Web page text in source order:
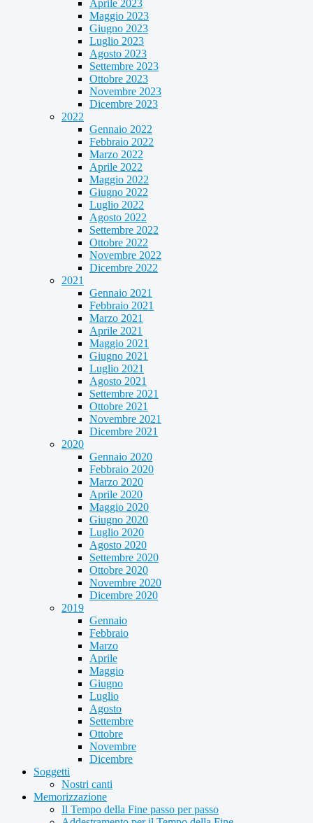
Aprile 2023
Maggio 2023
Giugno 2023
Luglio 2023
Agosto 2023
Settembre 2023
Ottobre 2023
Novembre 2023
Dicembre 2023
2022
Gennaio 2022
Febbraio 2022
Marzo 2022
Aprile 2022
Maggio 2022
Giugno 2022
Luglio 2022
Agosto 2022
Settembre 2022
Ottobre 2022
Novembre 2022
Dicembre 2022
2021
Gennaio 2021
Febbraio 2021
Marzo 2021
Aprile 2021
Maggio 2021
Giugno 2021
Luglio 2021
Agosto 2021
Settembre 2021
Ottobre 2021
Novembre 2021
Dicembre 2021
2020
Gennaio 2020
Febbraio 2020
Marzo 2020
Aprile 2020
Maggio 2020
Giugno 2020
Luglio 2020
Agosto 2020
Settembre 2020
Ottobre 2020
Novembre 2020
Dicembre 2020
2019
Gennaio
Febbraio
Marzo
Aprile
Maggio
Giugno
Luglio
Agosto
Settembre
Ottobre
Novembre
Dicembre
Soggetti
Nostri canti
Memorizzazione
Il Tempo della Fine passo per passo